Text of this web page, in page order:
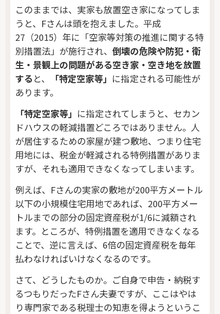
このままでは、実家も放置空き家になってしま
うと、Fさんは頭を抱えました。平成
27（2015）年に「空家等対策の推進に関する特
別措置法」が施行され、倒壊の危険や防犯・衛
生・景観上の問題がある空き家・空き地を放置
すると、 「特定空家等」 に指定される可能性が
あります。
「特定空家等」 に指定されてしまうと、セカン
ドハウスの軽減措置どころではありません。人
が居住するための家屋が建つ敷地、つまり住宅
用地には、税金が軽減される特例措置がありま
すが、それも適用できなくなってしまいます。
例えば、Fさんの実家の敷地が200平方メートル
以下の小規模住宅用地であれば、200平方メー
トルまでの部分の固定資産税が1/6に減額され
ます。ところが、特例措置を適用できなくなる
ことで、逆に言えば、6倍の固定資産税を毎年
払わなければいけなくなるのです。
さて、どうしたものか。ご自身で申告・納税す
るつもりだったFさん夫妻ですが、ここはやは
り専門家である税理士の知恵を得ようというこ